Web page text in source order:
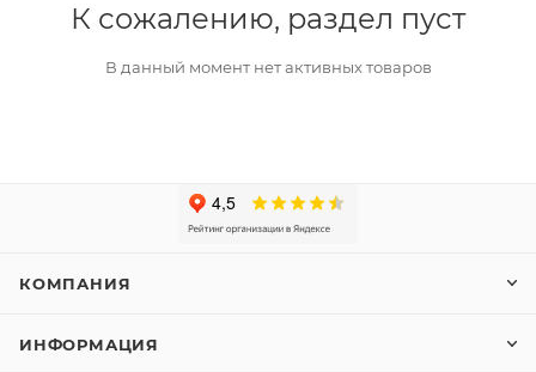
К сожалению, раздел пуст
В данный момент нет активных товаров
КОМПАНИЯ
ИНФОРМАЦИЯ